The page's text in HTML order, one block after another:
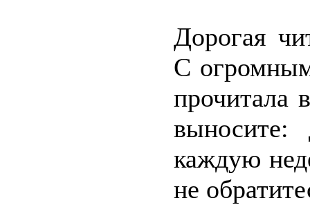
Дорогая
С
прочитала
выносите:
каждую
не